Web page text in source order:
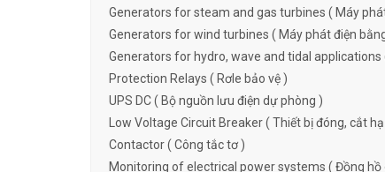
Generators for steam and gas turbines ( Máy
Generators for wind turbines ( Máy phát điện
Generators for hydro, wave and tidal
Protection Relays ( Rơle bảo vệ )
UPS DC ( Bộ nguồn lưu điện dự phòng )
Low Voltage Circuit Breaker ( Thiết bị đóng, cắt
Contactor ( Công tắc tơ )
Monitoring of electrical power systems ( Đồng hồ